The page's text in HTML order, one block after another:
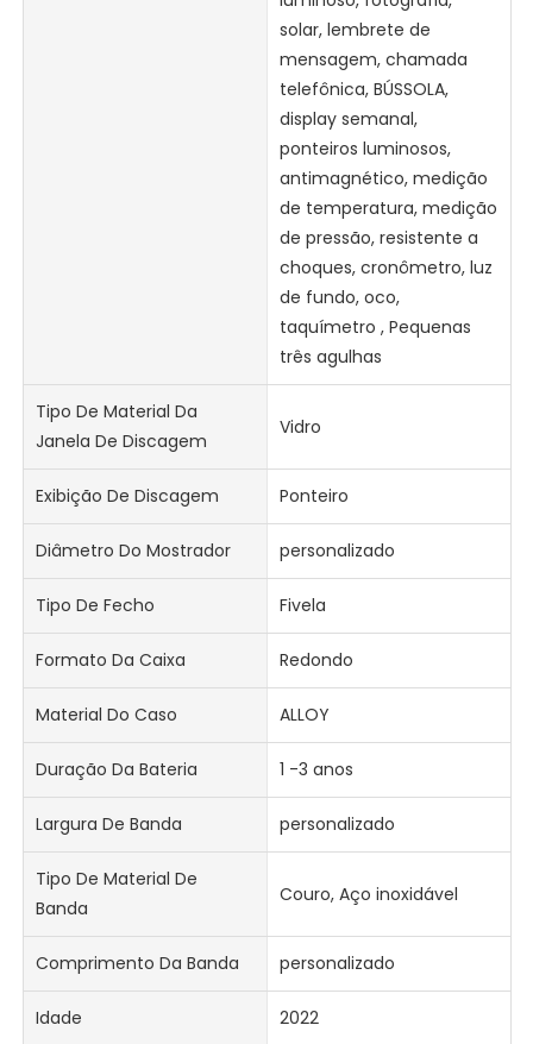
solar, lembrete de
mensagem, chamada
telefônica, BÚSSOLA,
display semanal,
ponteiros luminosos,
antimagnético, medição
de temperatura, medição
de pressão, resistente a
choques, cronômetro, luz
de fundo, oco,
taquímetro , Pequenas
três agulhas
Tipo De Material Da
Janela De Discagem
Vidro
Exibição De Discagem Ponteiro
Diâmetro Do Mostrador personalizado
Tipo De Fecho Fivela
Formato Da Caixa Redondo
Material Do Caso ALLOY
Duração Da Bateria 1 -3 anos
Largura De Banda personalizado
Tipo De Material De
Banda
Couro, Aço inoxidável
Comprimento Da Banda personalizado
Idade 2022